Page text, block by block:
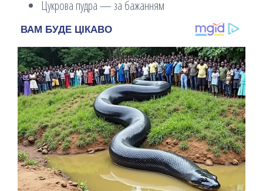
Цукрова пудра — за бажанням